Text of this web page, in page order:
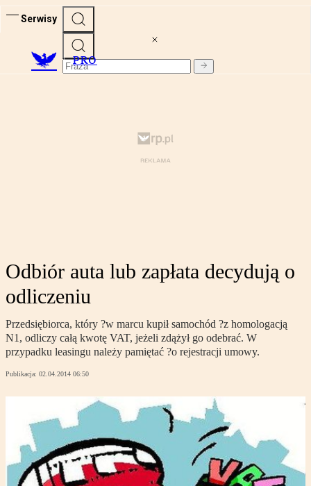
Serwisy
PRO
Odbiór auta lub zapłata decydują o
odliczeniu
Przedsiębiorca, który ?w marcu kupił samochód ?z homologacją
N1, odliczy całą kwotę VAT, jeżeli zdążył go odebrać. W
przypadku leasingu należy pamiętać ?o rejestracji umowy.
Publikacja: 02.04.2014 06:50